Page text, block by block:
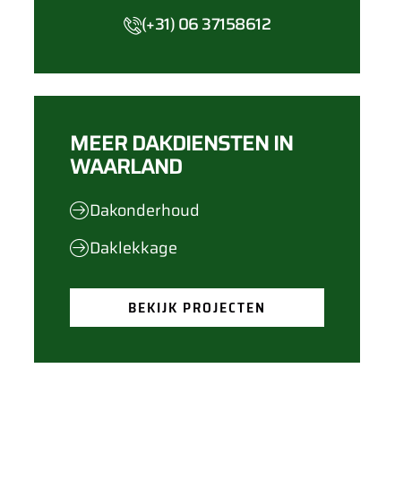
(+31) 06 37158612
MEER DAKDIENSTEN IN
WAARLAND
Dakonderhoud
Daklekkage
BEKIJK PROJECTEN